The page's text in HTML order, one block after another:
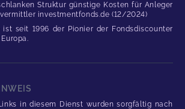
Struktur günstige Kosten für Anleger
investmentfonds.de (12/2024)
ist seit 1996 der Pionier der Fondsdiscounter
in diesem Dienst wurden sorgfältig nach